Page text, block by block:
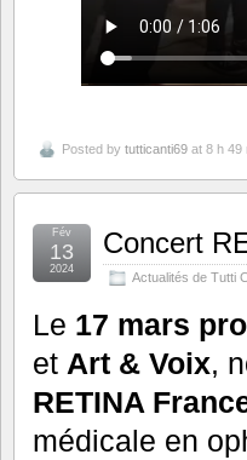
Posted by tutticanti69 at 8 h 49
Concert
Actualités de Tutti
Fév
13
2024
Le 17 mars
et Art & Voix,
RETINA
médicale en